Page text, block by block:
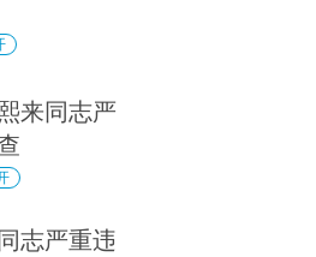
来同志严
志严重违